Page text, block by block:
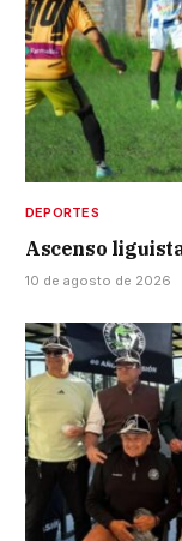
DEPORTES
Ascenso
10 de agosto de 2026